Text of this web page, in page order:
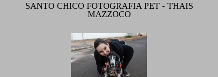
SANTO CHICO FOTOGRAFIA PET - THAIS
MAZZOCO